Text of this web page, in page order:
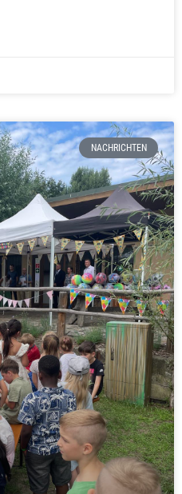
NACHRICHTEN